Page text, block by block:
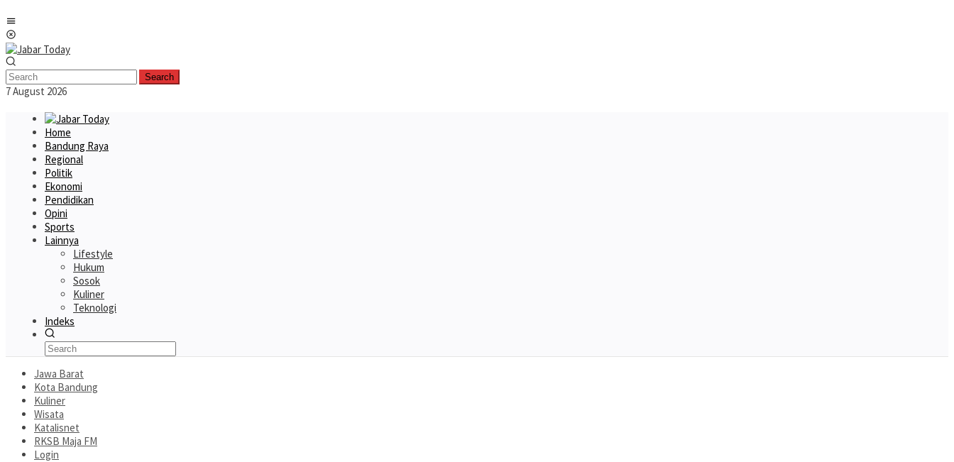
to
content
Search
7 August 2026
Home
Bandung Raya
Regional
Politik
Ekonomi
Pendidikan
Opini
Sports
Lainnya
Lifestyle
Hukum
Sosok
Kuliner
Teknologi
Indeks
Jawa Barat
Kota Bandung
Kuliner
Wisata
Katalisnet
RKSB Maja FM
Login